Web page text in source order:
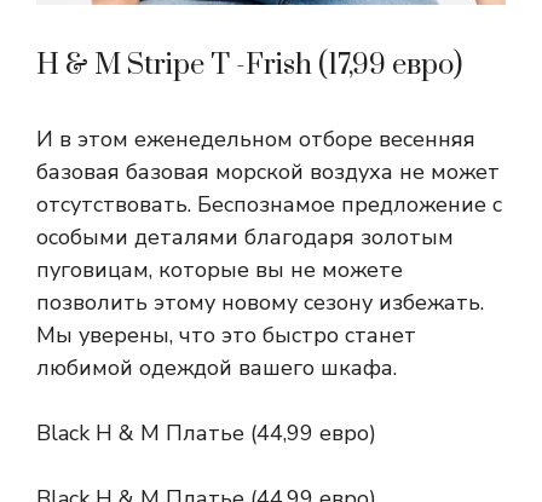
H & M Stripe T -Frish (17,99 евро)
И в этом еженедельном отборе весенняя
базовая базовая морской воздуха не может
отсутствовать. Беспознамое предложение с
особыми деталями благодаря золотым
пуговицам, которые вы не можете
позволить этому новому сезону избежать.
Мы уверены, что это быстро станет
любимой одеждой вашего шкафа.
Black H & M Платье (44,99 евро)